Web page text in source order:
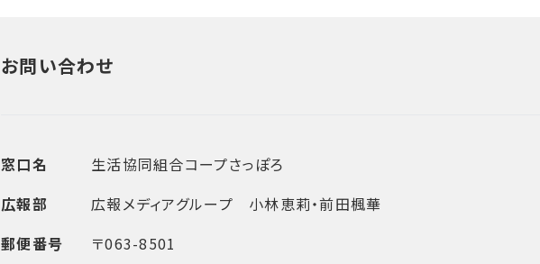
お問い合わせ
窓口名
生活協同組合コープさっぽろ
広報部
広報メディアグループ 小林恵莉・前田楓華
郵便番号
〒063-8501